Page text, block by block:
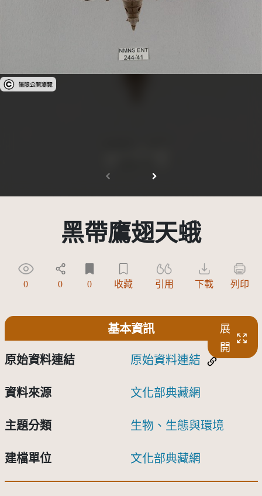
受著作權法保護-僅限於本平台有限度公開瀏覽
黑帶鷹翅天蛾
0 0 0 收藏 引用 下載 列印
基本資訊
展
開
原始資料連結 原始資料連結
資料來源 文化部典藏網
主題分類 生物、生態與環境
建檔單位 文化部典藏網